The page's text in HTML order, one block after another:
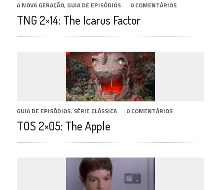
A NOVA GERAÇÃO, GUIA DE EPISÓDIOS | 0 COMENTÁRIOS
TNG 2×14: The Icarus Factor
GUIA DE EPISÓDIOS, SÉRIE CLÁSSICA | 0 COMENTÁRIOS
TOS 2×05: The Apple